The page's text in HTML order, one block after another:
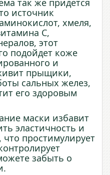
так же придется
источник
хмеля,
С,
этот
подойдет коже
и
прыщики,
сальных желез,
его здоровым
маски избавит
эластичность и
что простимулирует
забыть о